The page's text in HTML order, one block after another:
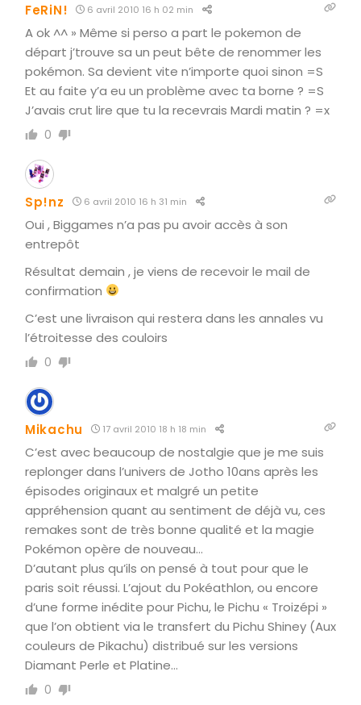
FeRiN! 6 avril 2010 16 h 02 min
A ok ^^ » Même si perso a part le pokemon de
départ j’trouve sa un peut bête de renommer les
pokémon. Sa devient vite n’importe quoi sinon =S
Et au faite y’a eu un problème avec ta borne ? =S
J’avais crut lire que tu la recevrais Mardi matin ? =x
0
Sp!nz 6 avril 2010 16 h 31 min
Oui , Biggames n’a pas pu avoir accès à son
entrepôt
Résultat demain , je viens de recevoir le mail de
confirmation
C’est une livraison qui restera dans les annales vu
l’étroitesse des couloirs
0
Mikachu 17 avril 2010 18 h 18 min
C’est avec beaucoup de nostalgie que je me suis
replonger dans l’univers de Jotho 10ans après les
épisodes originaux et malgré un petite
appréhension quant au sentiment de déjà vu, ces
remakes sont de très bonne qualité et la magie
Pokémon opère de nouveau…
D’autant plus qu’ils on pensé à tout pour que le
paris soit réussi. L’ajout du Pokéathlon, ou encore
d’une forme inédite pour Pichu, le Pichu « Troizépi »
que l’on obtient via le transfert du Pichu Shiney (Aux
couleurs de Pikachu) distribué sur les versions
Diamant Perle et Platine…
0